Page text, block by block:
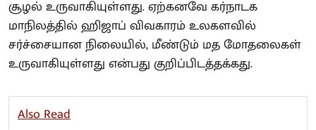
சூழல் உருவாகியுள்ளது. ஏற்கனவே கர்நாடக
மாநிலத்தில் ஹிஜாப் விவகாரம் உலகளவில்
சர்ச்சையான நிலையில், மீண்டும் மத மோதலைகள்
உருவாகியுள்ளது என்பது குறிப்பிடத்தக்கது.
Also Read